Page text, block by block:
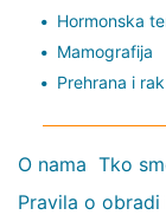
Hormonska
Mamografija
Prehrana i rak
O nama Tko
Pravila o